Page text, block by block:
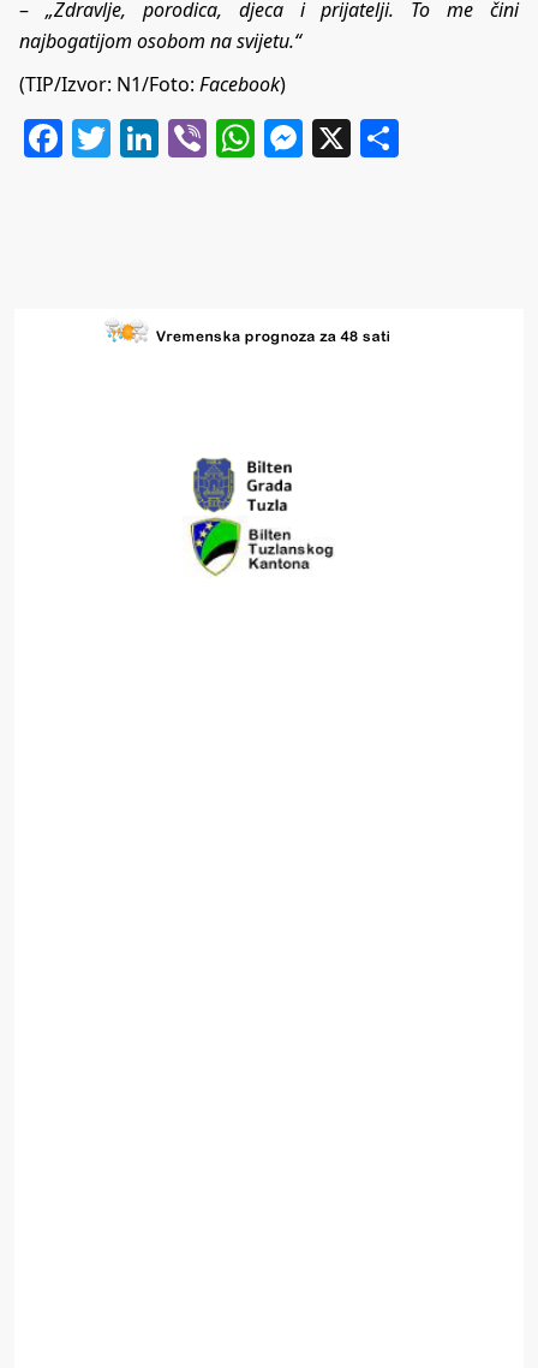
– „Zdravlje, porodica, djeca i prijatelji. To me čini
najbogatijom osobom na svijetu.“
(TIP/Izvor: N1/Foto: Facebook)
Facebook
Twitter
LinkedIn
ViberWhatsApp
Messenger
X